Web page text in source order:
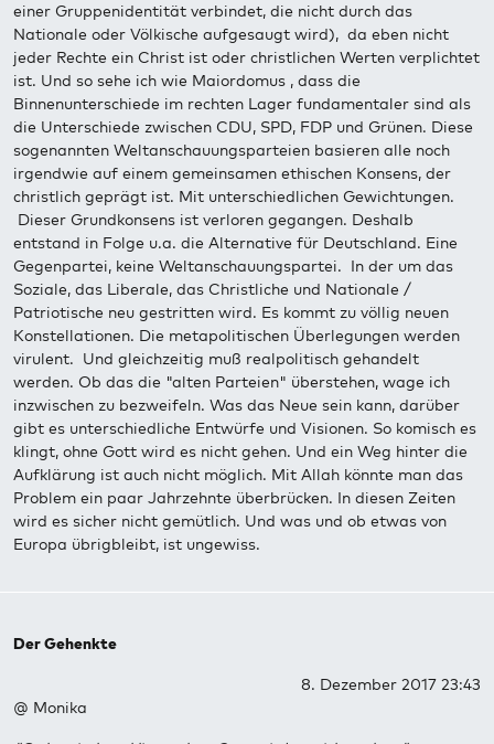
einer Gruppenidentität verbindet, die nicht durch das
Nationale oder Völkische aufgesaugt wird), da eben nicht
jeder Rechte ein Christ ist oder christlichen Werten verplichtet
ist. Und so sehe ich wie Maiordomus , dass die
Binnenunterschiede im rechten Lager fundamentaler sind als
die Unterschiede zwischen CDU, SPD, FDP und Grünen. Diese
sogenannten Weltanschauungsparteien basieren alle noch
irgendwie auf einem gemeinsamen ethischen Konsens, der
christlich geprägt ist. Mit unterschiedlichen Gewichtungen.
Dieser Grundkonsens ist verloren gegangen. Deshalb
entstand in Folge u.a. die Alternative für Deutschland. Eine
Gegenpartei, keine Weltanschauungspartei. In der um das
Soziale, das Liberale, das Christliche und Nationale /
Patriotische neu gestritten wird. Es kommt zu völlig neuen
Konstellationen. Die metapolitischen Überlegungen werden
virulent. Und gleichzeitig muß realpolitisch gehandelt
werden. Ob das die "alten Parteien" überstehen, wage ich
inzwischen zu bezweifeln. Was das Neue sein kann, darüber
gibt es unterschiedliche Entwürfe und Visionen. So komisch es
klingt, ohne Gott wird es nicht gehen. Und ein Weg hinter die
Aufklärung ist auch nicht möglich. Mit Allah könnte man das
Problem ein paar Jahrzehnte überbrücken. In diesen Zeiten
wird es sicher nicht gemütlich. Und was und ob etwas von
Europa übrigbleibt, ist ungewiss.
Der Gehenkte
8. Dezember 2017 23:43
@ Monika